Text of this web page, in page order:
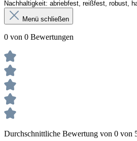
Nachhaltigkeit: abriebfest, reißfest, robust,
Menü schließen
0 von 0 Bewertungen
Durchschnittliche Bewertung von 0 von